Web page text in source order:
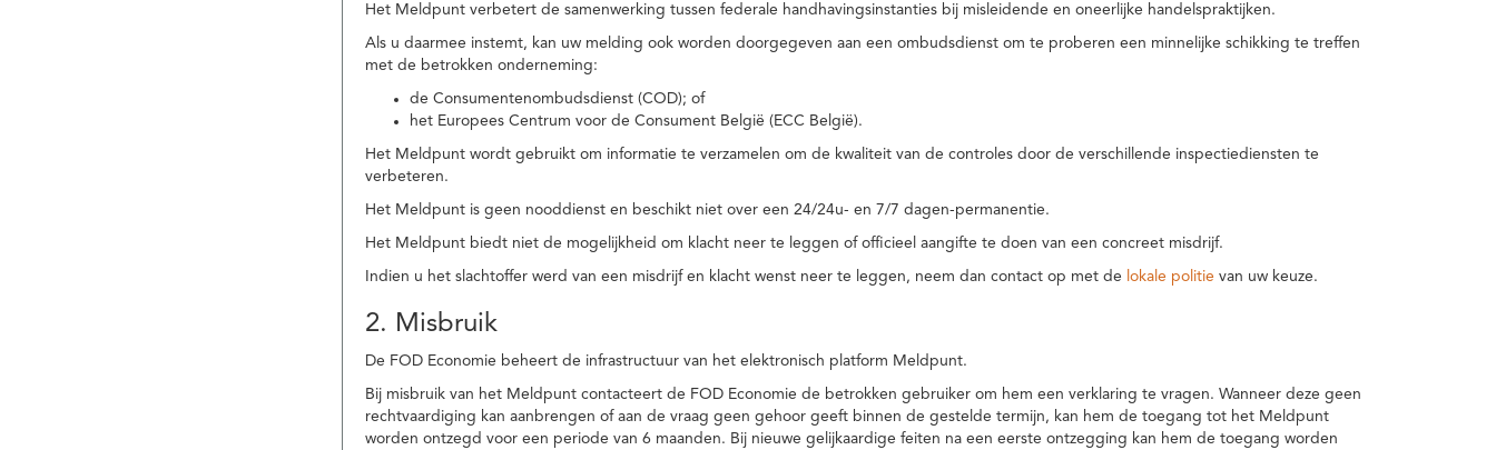
Het Meldpunt verbetert de samenwerking tussen federale handhavingsinstanties bij misleidende en oneerlijke handelspraktijken.
Als u daarmee instemt, kan uw melding ook worden doorgegeven aan een ombudsdienst om te proberen een minnelijke schikking te treffen
met de betrokken onderneming:
de Consumentenombudsdienst (COD); of
het Europees Centrum voor de Consument België (ECC België).
Het Meldpunt wordt gebruikt om informatie te verzamelen om de kwaliteit van de controles door de verschillende inspectiediensten te
verbeteren.
Het Meldpunt is geen nooddienst en beschikt niet over een 24/24u- en 7/7 dagen-permanentie.
Het Meldpunt biedt niet de mogelijkheid om klacht neer te leggen of officieel aangifte te doen van een concreet misdrijf.
Indien u het slachtoffer werd van een misdrijf en klacht wenst neer te leggen, neem dan contact op met de lokale politie van uw keuze.
2. Misbruik
De FOD Economie beheert de infrastructuur van het elektronisch platform Meldpunt.
Bij misbruik van het Meldpunt contacteert de FOD Economie de betrokken gebruiker om hem een verklaring te vragen. Wanneer deze geen
rechtvaardiging kan aanbrengen of aan de vraag geen gehoor geeft binnen de gestelde termijn, kan hem de toegang tot het Meldpunt
worden ontzegd voor een periode van 6 maanden. Bij nieuwe gelijkaardige feiten na een eerste ontzegging kan hem de toegang worden